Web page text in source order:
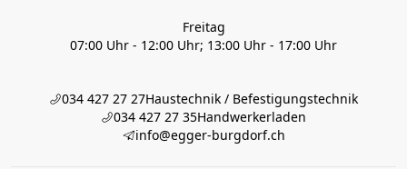
Freitag
07:00 Uhr - 12:00 Uhr; 13:00 Uhr - 17:00 Uhr
034 427 27 27Haustechnik / Befestigungstechnik
034 427 27 35Handwerkerladen
info@egger-burgdorf.ch